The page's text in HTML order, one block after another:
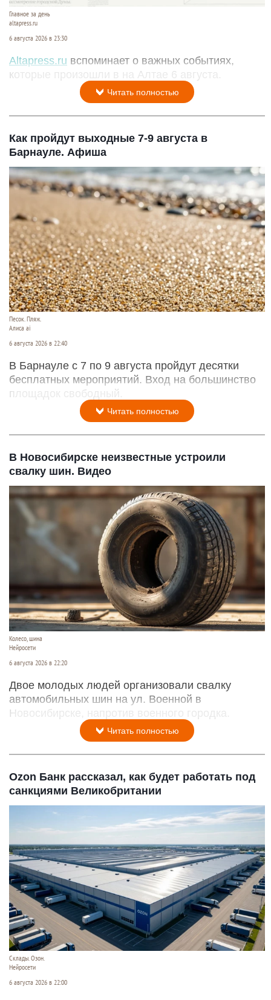
Главное за день
altapress.ru
6 августа 2026 в 23:30
Altapress.ru вспоминает о важных событиях,
которые произошли в на Алтае 6 августа.
Читать полностью
Как пройдут выходные 7-9 августа в
Барнауле. Афиша
Песок. Пляж.
Алиса ai
6 августа 2026 в 22:40
В Барнауле с 7 по 9 августа пройдут десятки
бесплатных мероприятий. Вход на большинство
площадок свободный.
Читать полностью
В Новосибирске неизвестные устроили
свалку шин. Видео
Колесо, шина
Нейросети
6 августа 2026 в 22:20
Двое молодых людей организовали свалку
автомобильных шин на ул. Военной в
Новосибирске, напротив военного городка.
Читать полностью
Ozon Банк рассказал, как будет работать под
санкциями Великобритании
Склады. Озон.
Нейросети
6 августа 2026 в 22:00